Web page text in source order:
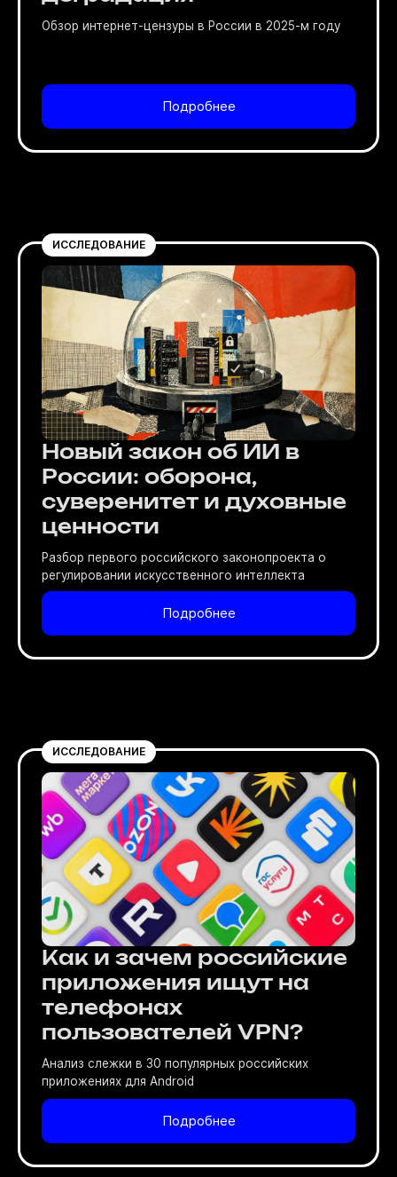
Обзор интернет-цензуры в России в 2025-м году
Подробнее
ИССЛЕДОВАНИЕ
Новый закон об ИИ в
России: оборона,
суверенитет и духовные
ценности
Разбор первого российского законопроекта о
регулировании искусственного интеллекта
Подробнее
ИССЛЕДОВАНИЕ
Как и зачем российские
приложения ищут на
телефонах
пользователей VPN?
Анализ слежки в 30 популярных российских
приложениях для Android
Подробнее